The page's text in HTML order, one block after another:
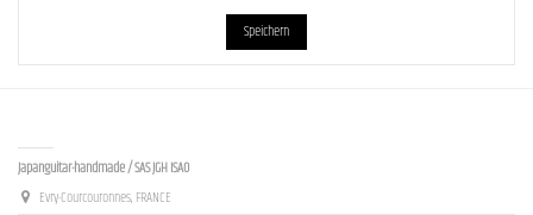
Speichern
Japanguitar-handmade / SAS JGH ISAO
Evry-Courcouronnes, FRANCE